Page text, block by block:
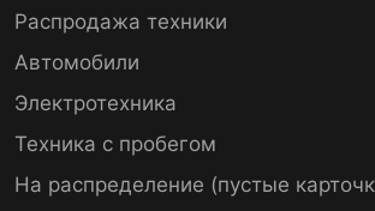
Распродажа техники
Автомобили
Электротехника
Техника с пробегом
На распределение (пустые